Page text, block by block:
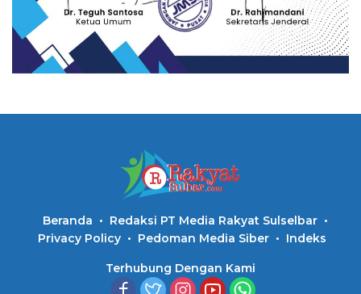
Beranda
Redaksi PT Media Rakyat Sulselbar
Privacy Policy
Pedoman Media Siber Indeks
Terhubung Dengan Kami